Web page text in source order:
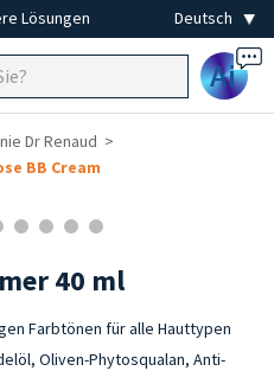
Lösungen
Ai
Dr Renaud
BB Cream
40 ml
Farbtönen für alle Hauttypen
Oliven-Phytosqualan, Anti-